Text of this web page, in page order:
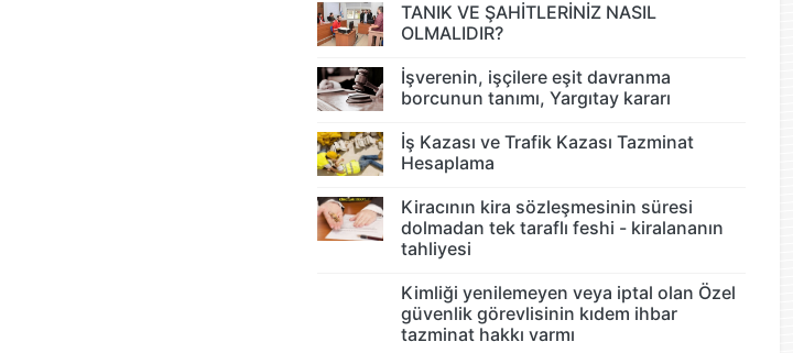
TANIK VE ŞAHİTLERİNİZ NASIL
OLMALIDIR?
İşverenin, işçilere eşit davranma
borcunun tanımı, Yargıtay kararı
İş Kazası ve Trafik Kazası Tazminat
Hesaplama
Kiracının kira sözleşmesinin süresi
dolmadan tek taraflı feshi - kiralananın
tahliyesi
Kimliği yenilemeyen veya iptal olan Özel
güvenlik görevlisinin kıdem ihbar
tazminat hakkı varmı